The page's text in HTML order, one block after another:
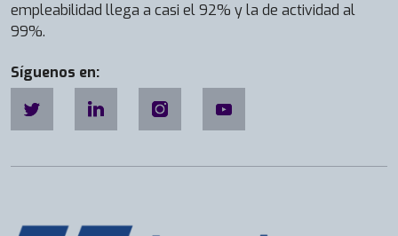
empleabilidad llega a casi el 92% y la de actividad al
99%.
Síguenos en: